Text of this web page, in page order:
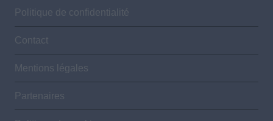
Politique de confidentialité
Contact
Mentions légales
Partenaires